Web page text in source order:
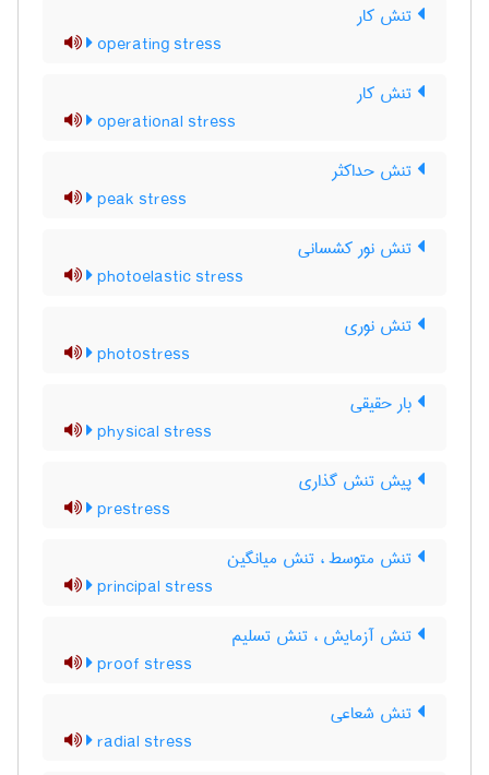
تنش کار
operating stress
تنش کار
operational stress
تنش حداکثر
peak stress
تنش نور کشسانی
photoelastic stress
تنش نوری
photostress
بار حقیقی
physical stress
پیش تنش گذاری
prestress
تنش متوسط ، تنش میانگین
principal stress
تنش آزمایش ، تنش تسلیم
proof stress
تنش شعاعی
radial stress